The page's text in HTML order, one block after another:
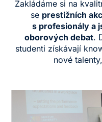
Zakládáme si na
se prestižních
s profesionály a
oborových debat.
studenti získávají
nové